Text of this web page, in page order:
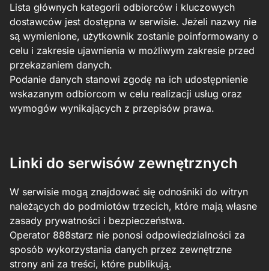
Lista głównych kategorii odbiorców i kluczowych
dostawców jest dostępna w serwisie. Jeżeli nazwy nie
są wymienione, użytkownik zostanie poinformowany o
celu i zakresie ujawnienia w możliwym zakresie przed
przekazaniem danych.
Podanie danych stanowi zgodę na ich udostępnienie
wskazanym odbiorcom w celu realizacji usług oraz
wymogów wynikających z przepisów prawa.
Linki do serwisów zewnętrznych
W serwisie mogą znajdować się odnośniki do witryn
należących do podmiotów trzecich, które mają własne
zasady prywatności i bezpieczeństwa.
Operator 888starz nie ponosi odpowiedzialności za
sposób wykorzystania danych przez zewnętrzne
strony ani za treści, które publikują.